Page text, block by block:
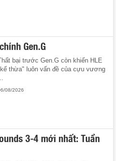
Gen.G
bại trước Gen.G còn khiến HLE
thừa" luôn vấn đề của cựu vương
08/2026
3-4 mới nhất: Tuần